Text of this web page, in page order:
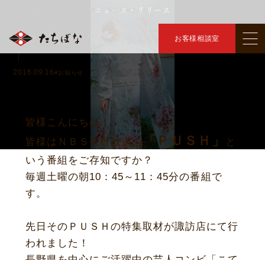
お客様相談室
ニュース・リリース
＞ 取材が来ました！
取材が来ました！ ｜きものたちばな諏訪店
｜
2016.09.16#お知らせ
皆様こんにちは！
皆様はＮＢＳ長野放送の「ＰＵＳＨ」
と
いう番組をご存知ですか？
毎週土曜の朝10：45～11：45分の番組で
す。
先日そのＰＵＳＨの特集取材が諏訪店にて行
われました！